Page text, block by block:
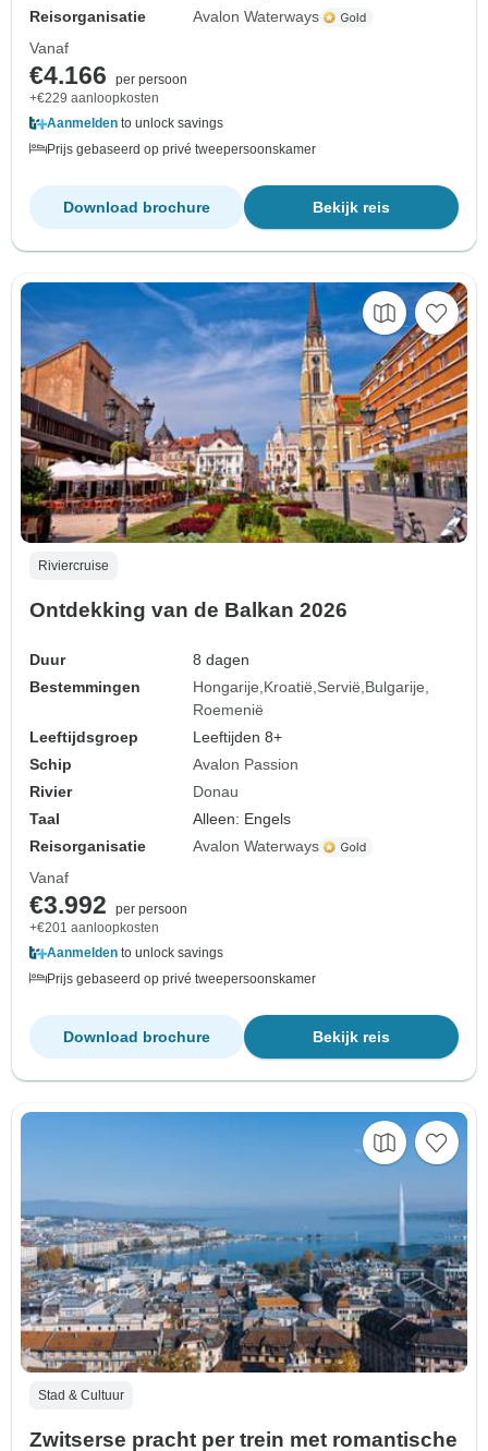
Reisorganisatie
Avalon Waterways
Vanaf
€4.166
per persoon
+€229 aanloopkosten
Aanmelden to unlock savings
Prijs gebaseerd op privé tweepersoonskamer
Bekijk reis
Download brochure
Riviercruise
Ontdekking van de Balkan 2026
Duur
8 dagen
Bestemmingen
Hongarije Kroatië Servië Bulgarije
Roemenië
Leeftijdsgroep
Leeftijden 8+
Schip
Avalon Passion
Rivier
Donau
Taal
Alleen: Engels
Reisorganisatie
Avalon Waterways
Vanaf
€3.992
per persoon
+€201 aanloopkosten
Aanmelden to unlock savings
Prijs gebaseerd op privé tweepersoonskamer
Bekijk reis
Download brochure
Stad & Cultuur
Zwitserse pracht per trein met romantische